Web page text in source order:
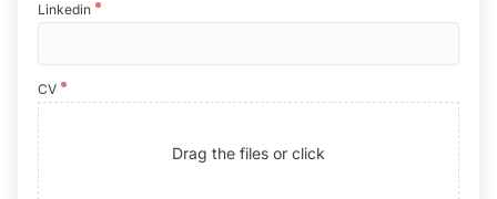
Linkedin
CV
Drag the files or click